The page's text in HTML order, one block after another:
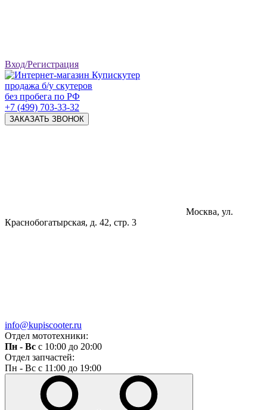
Вход/Регистрация
продажа б/у скутеров
без пробега по РФ
+7 (499) 703-33-32
ЗАКАЗАТЬ ЗВОНОК
Москва, ул.
Краснобогатырская, д. 42, стр. 3
info@kupiscooter.ru
Отдел мототехники:
Пн - Вс с 10:00 до 20:00
Отдел запчастей:
Пн - Вс с 11:00 до 19:00